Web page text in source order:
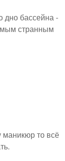
дно бассейна -
странным
маникюр то всё